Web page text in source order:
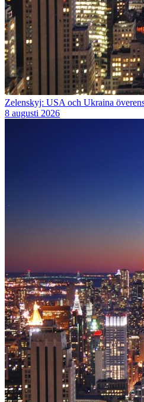
Zelenskyj: USA och Ukraina
8 augusti 2026